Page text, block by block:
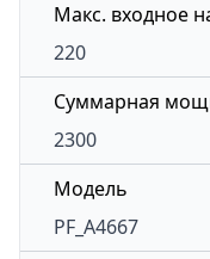
Макс. входное
220
Суммарная
2300
Модель
PF_A4667